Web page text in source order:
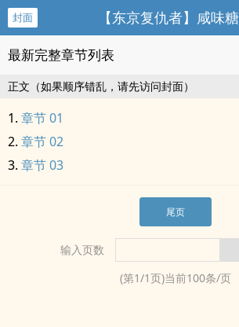
封面 【东京复仇者】咸味
最新完整章节列表
正文（如果顺序错乱，请先访问封面）
章节 01
章节 02
章节 03
尾页
输入页数
(第1/1页)当前100条/页